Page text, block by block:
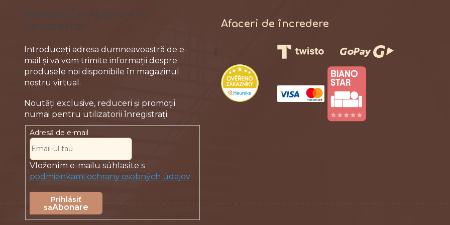
r
Abonare la
newsletter
Introduceţi adresa dumneavoastră de e-
mail şi vă vom trimite informaţii despre
produsele noi disponibile în magazinul
nostru virtual.
Adresă de e-mail
Vložením e-mailu súhlasíte s
podmienkami ochrany osobných údajov
Abonare
Afaceri de încredere